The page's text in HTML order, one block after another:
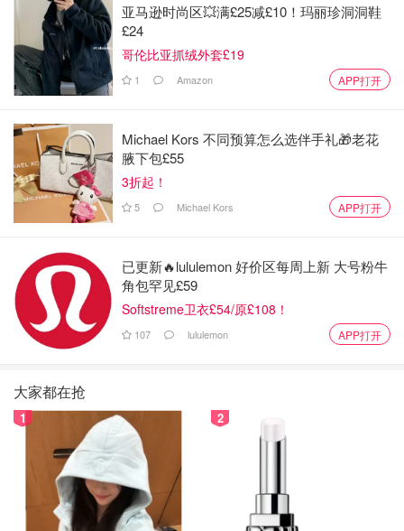
亚马逊时尚区💥满£25减£10！玛丽珍洞洞鞋
£24
哥伦比亚抓绒外套£19
1 Amazon APP打开
Michael Kors 不同预算怎么选伴手礼🎁老花
腋下包£55
3折起！
5 Michael Kors APP打开
已更新🔥lululemon 好价区每周上新 大号粉牛
角包罕见£59
Softstreme卫衣£54/原£108！
107 lululemon APP打开
大家都在抢
1 2